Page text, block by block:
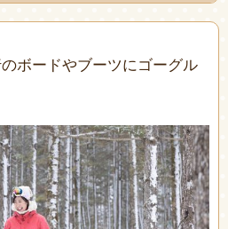
ボードやブーツにゴーグル